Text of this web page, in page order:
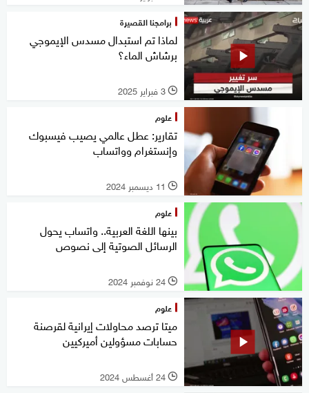
برامجنا القصيرة
لماذا تم استبدال مسدس الإيموجي
برشاش الماء؟
l 3 فبراير 2025
علوم
تقارير: عطل عالمي يصيب فيسبوك
وإنستغرام وواتساب
l 11 ديسمبر 2024
علوم
بينها اللغة العربية.. واتساب يحول
الرسائل الصوتية إلى نصوص
l 24 نوفمبر 2024
علوم
ميتا ترصد محاولات إيرانية لقرصنة
حسابات مسؤولين أميركيين
l 24 أغسطس 2024